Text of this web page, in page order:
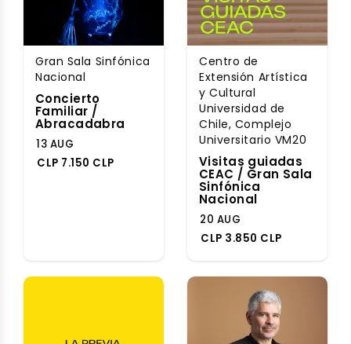
Gran Sala Sinfónica
Nacional
Concierto
Familiar /
Abracadabra
13 AUG
CLP 7.150 CLP
Centro de
Extensión Artística
y Cultural
Universidad de
Chile, Complejo
Universitario VM20
Visitas guiadas
CEAC / Gran Sala
Sinfónica
Nacional
20 AUG
CLP 3.850 CLP